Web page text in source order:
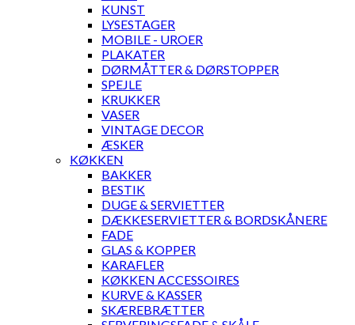
KUNST
LYSESTAGER
MOBILE - UROER
PLAKATER
DØRMÅTTER & DØRSTOPPER
SPEJLE
KRUKKER
VASER
VINTAGE DECOR
ÆSKER
KØKKEN
BAKKER
BESTIK
DUGE & SERVIETTER
DÆKKESERVIETTER & BORDSKÅNERE
FADE
GLAS & KOPPER
KARAFLER
KØKKEN ACCESSOIRES
KURVE & KASSER
SKÆREBRÆTTER